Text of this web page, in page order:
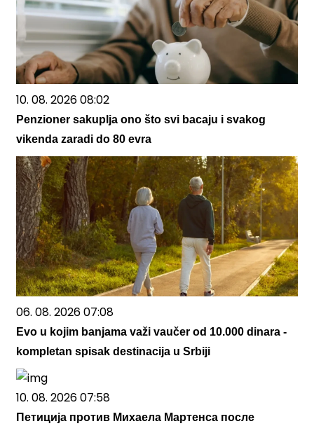
10. 08. 2026 08:02
Penzioner sakuplja ono što svi bacaju i svakog
vikenda zaradi do 80 evra
06. 08. 2026 07:08
Evo u kojim banjama važi vaučer od 10.000 dinara -
kompletan spisak destinacija u Srbiji
10. 08. 2026 07:58
Петиција против Михаела Мартенса после